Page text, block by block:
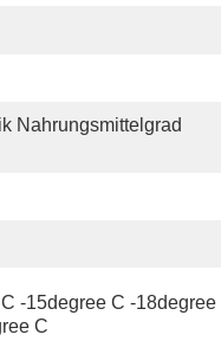
Nahrungsmittelgrad
-15degree C -18degree
C